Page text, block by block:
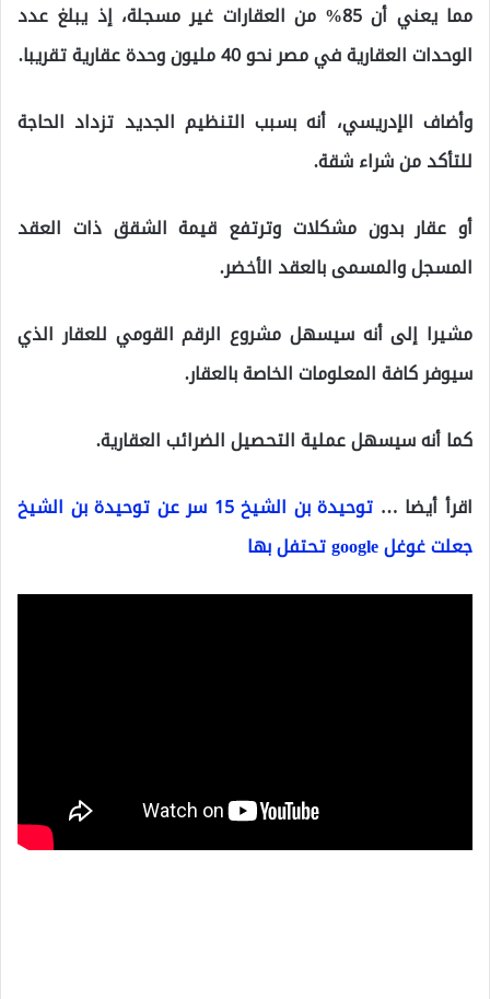
مما يعني أن 85% من العقارات غير مسجلة، إذ يبلغ عدد
الوحدات العقارية في مصر نحو 40 مليون وحدة عقارية تقريبا.
وأضاف الإدريسي، أنه بسبب التنظيم الجديد تزداد الحاجة
للتأكد من شراء شقة.
أو عقار بدون مشكلات وترتفع قيمة الشقق ذات العقد
المسجل والمسمى بالعقد الأخضر.
مشيرا إلى أنه سيسهل مشروع الرقم القومي للعقار الذي
سيوفر كافة المعلومات الخاصة بالعقار.
كما أنه سيسهل عملية التحصيل الضرائب العقارية.
اقرأ أيضا …
توحيدة بن الشيخ 15 سر عن توحيدة بن الشيخ
جعلت غوغل google تحتفل بها